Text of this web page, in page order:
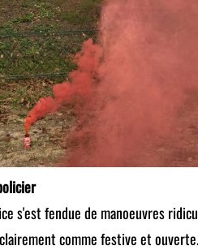
s'est fendue de manoeuvres
comme festive et